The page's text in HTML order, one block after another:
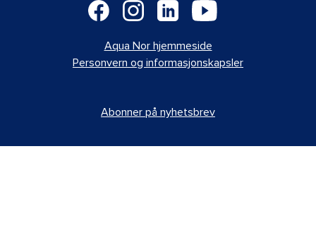
Aqua Nor hjemmeside
Personvern og informasjonskapsler
Abonner på nyhetsbrev